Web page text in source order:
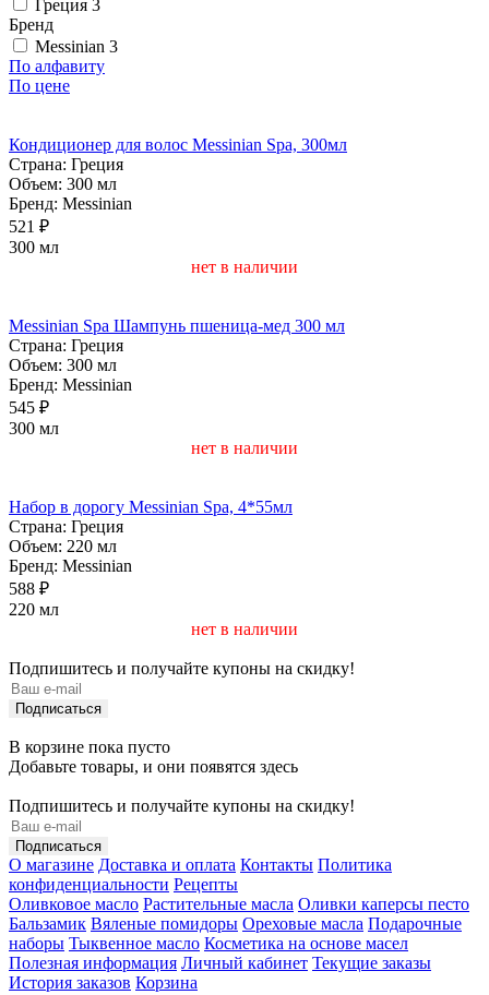
Греция 3
Бренд
Messinian 3
По алфавиту
По цене
Кондиционер для волос Messinian Spa, 300мл
Страна: Греция
Объем: 300 мл
Бренд: Messinian
521 ₽
300 мл
нет в наличии
Messinian Spa Шампунь пшеница-мед 300 мл
Страна: Греция
Объем: 300 мл
Бренд: Messinian
545 ₽
300 мл
нет в наличии
Hабор в дорогу Messinian Spa, 4*55мл
Страна: Греция
Объем: 220 мл
Бренд: Messinian
588 ₽
220 мл
нет в наличии
Подпишитесь и получайте купоны на скидку!
В корзине пока пусто
Добавьте товары, и они появятся здесь
Подпишитесь и получайте купоны на скидку!
О магазине Доставка и оплата Контакты Политика
конфиденциальности Рецепты
Оливковое масло Растительные масла Оливки каперсы песто
Бальзамик Вяленые помидоры Ореховые масла Подарочные
наборы Тыквенное масло Косметика на основе масел
Полезная информация Личный кабинет Текущие заказы
История заказов Корзина